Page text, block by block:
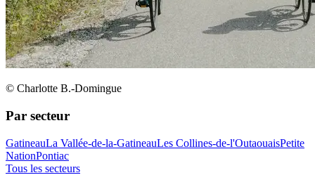
© Charlotte B.-Domingue
Par secteur
GatineauLa Vallée-de-la-GatineauLes Collines-de-l'OutaouaisPetite
NationPontiac
Tous les secteurs